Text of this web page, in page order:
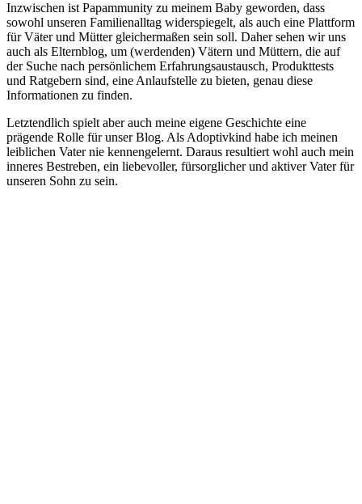
Inzwischen ist Papammunity zu meinem Baby geworden, dass
sowohl unseren Familienalltag widerspiegelt, als auch eine Plattform
für Väter und Mütter gleichermaßen sein soll. Daher sehen wir uns
auch als Elternblog, um (werdenden) Vätern und Müttern, die auf
der Suche nach persönlichem Erfahrungsaustausch, Produkttests
und Ratgebern sind, eine Anlaufstelle zu bieten, genau diese
Informationen zu finden.
Letztendlich spielt aber auch meine eigene Geschichte eine
prägende Rolle für unser Blog. Als Adoptivkind habe ich meinen
leiblichen Vater nie kennengelernt. Daraus resultiert wohl auch mein
inneres Bestreben, ein liebevoller, fürsorglicher und aktiver Vater für
unseren Sohn zu sein.